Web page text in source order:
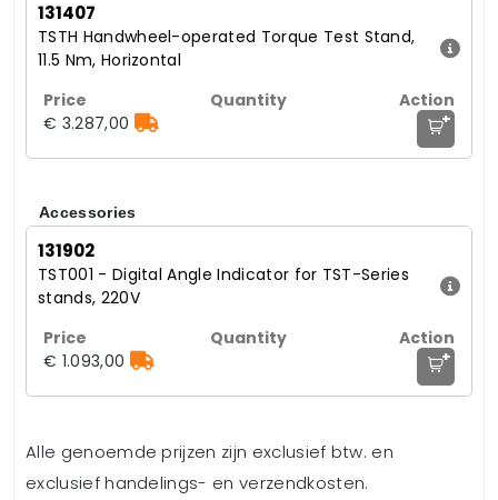
131407
TSTH Handwheel-operated Torque Test Stand,
11.5 Nm, Horizontal
€ 3.287,00 +
Accessories
131902
TST001 - Digital Angle Indicator for TST-Series
stands, 220V
€ 1.093,00 +
Alle genoemde prijzen zijn exclusief btw. en
exclusief handelings- en verzendkosten.